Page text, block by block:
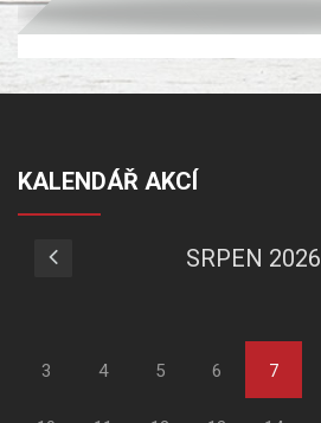
KALENDÁŘ AKCÍ
SRPEN 2026
3 4 5 6 7